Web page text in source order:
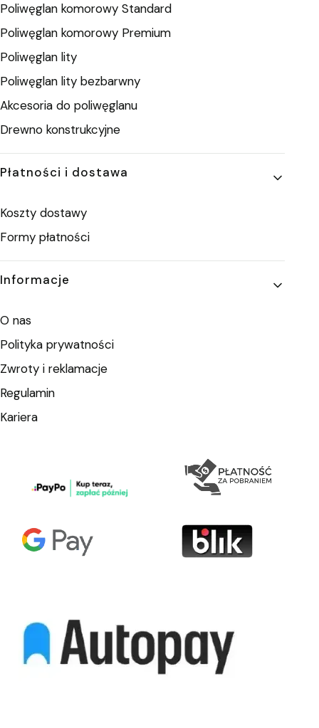
Poliwęglan komorowy Standard
Poliwęglan komorowy Premium
Poliwęglan lity
Poliwęglan lity bezbarwny
Akcesoria do poliwęglanu
Drewno konstrukcyjne
Płatności i dostawa
Koszty dostawy
Formy płatności
Informacje
O nas
Polityka prywatności
Zwroty i reklamacje
Regulamin
Kariera